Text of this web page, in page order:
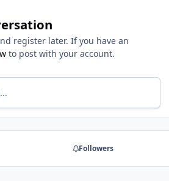
register later. If you have an
to post with your account.
Followers